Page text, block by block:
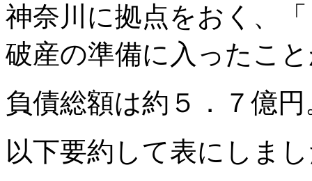
神奈川に拠点をおく、
破産の準備に入ったこ
負債総額は約５．７億円
以下要約して表にしま